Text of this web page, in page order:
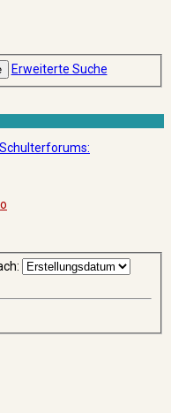
Erweiterte Suche